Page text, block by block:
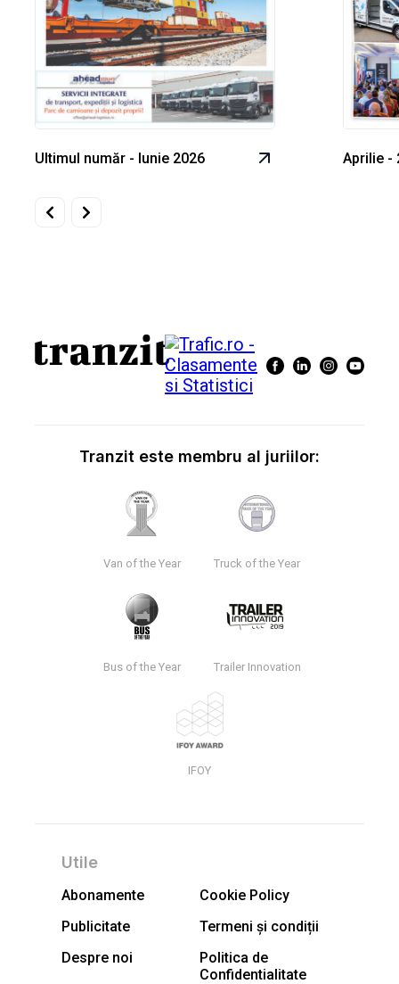
Ultimul număr - Iunie 2026 Aprilie -
Tranzit este membru al juriilor:
Van of the Year Truck of the Year
Bus of the Year Trailer Innovation
IFOY
Utile
Abonamente
Cookie Policy
Publicitate
Termeni și condiții
Despre noi
Politica de
Confidentialitate